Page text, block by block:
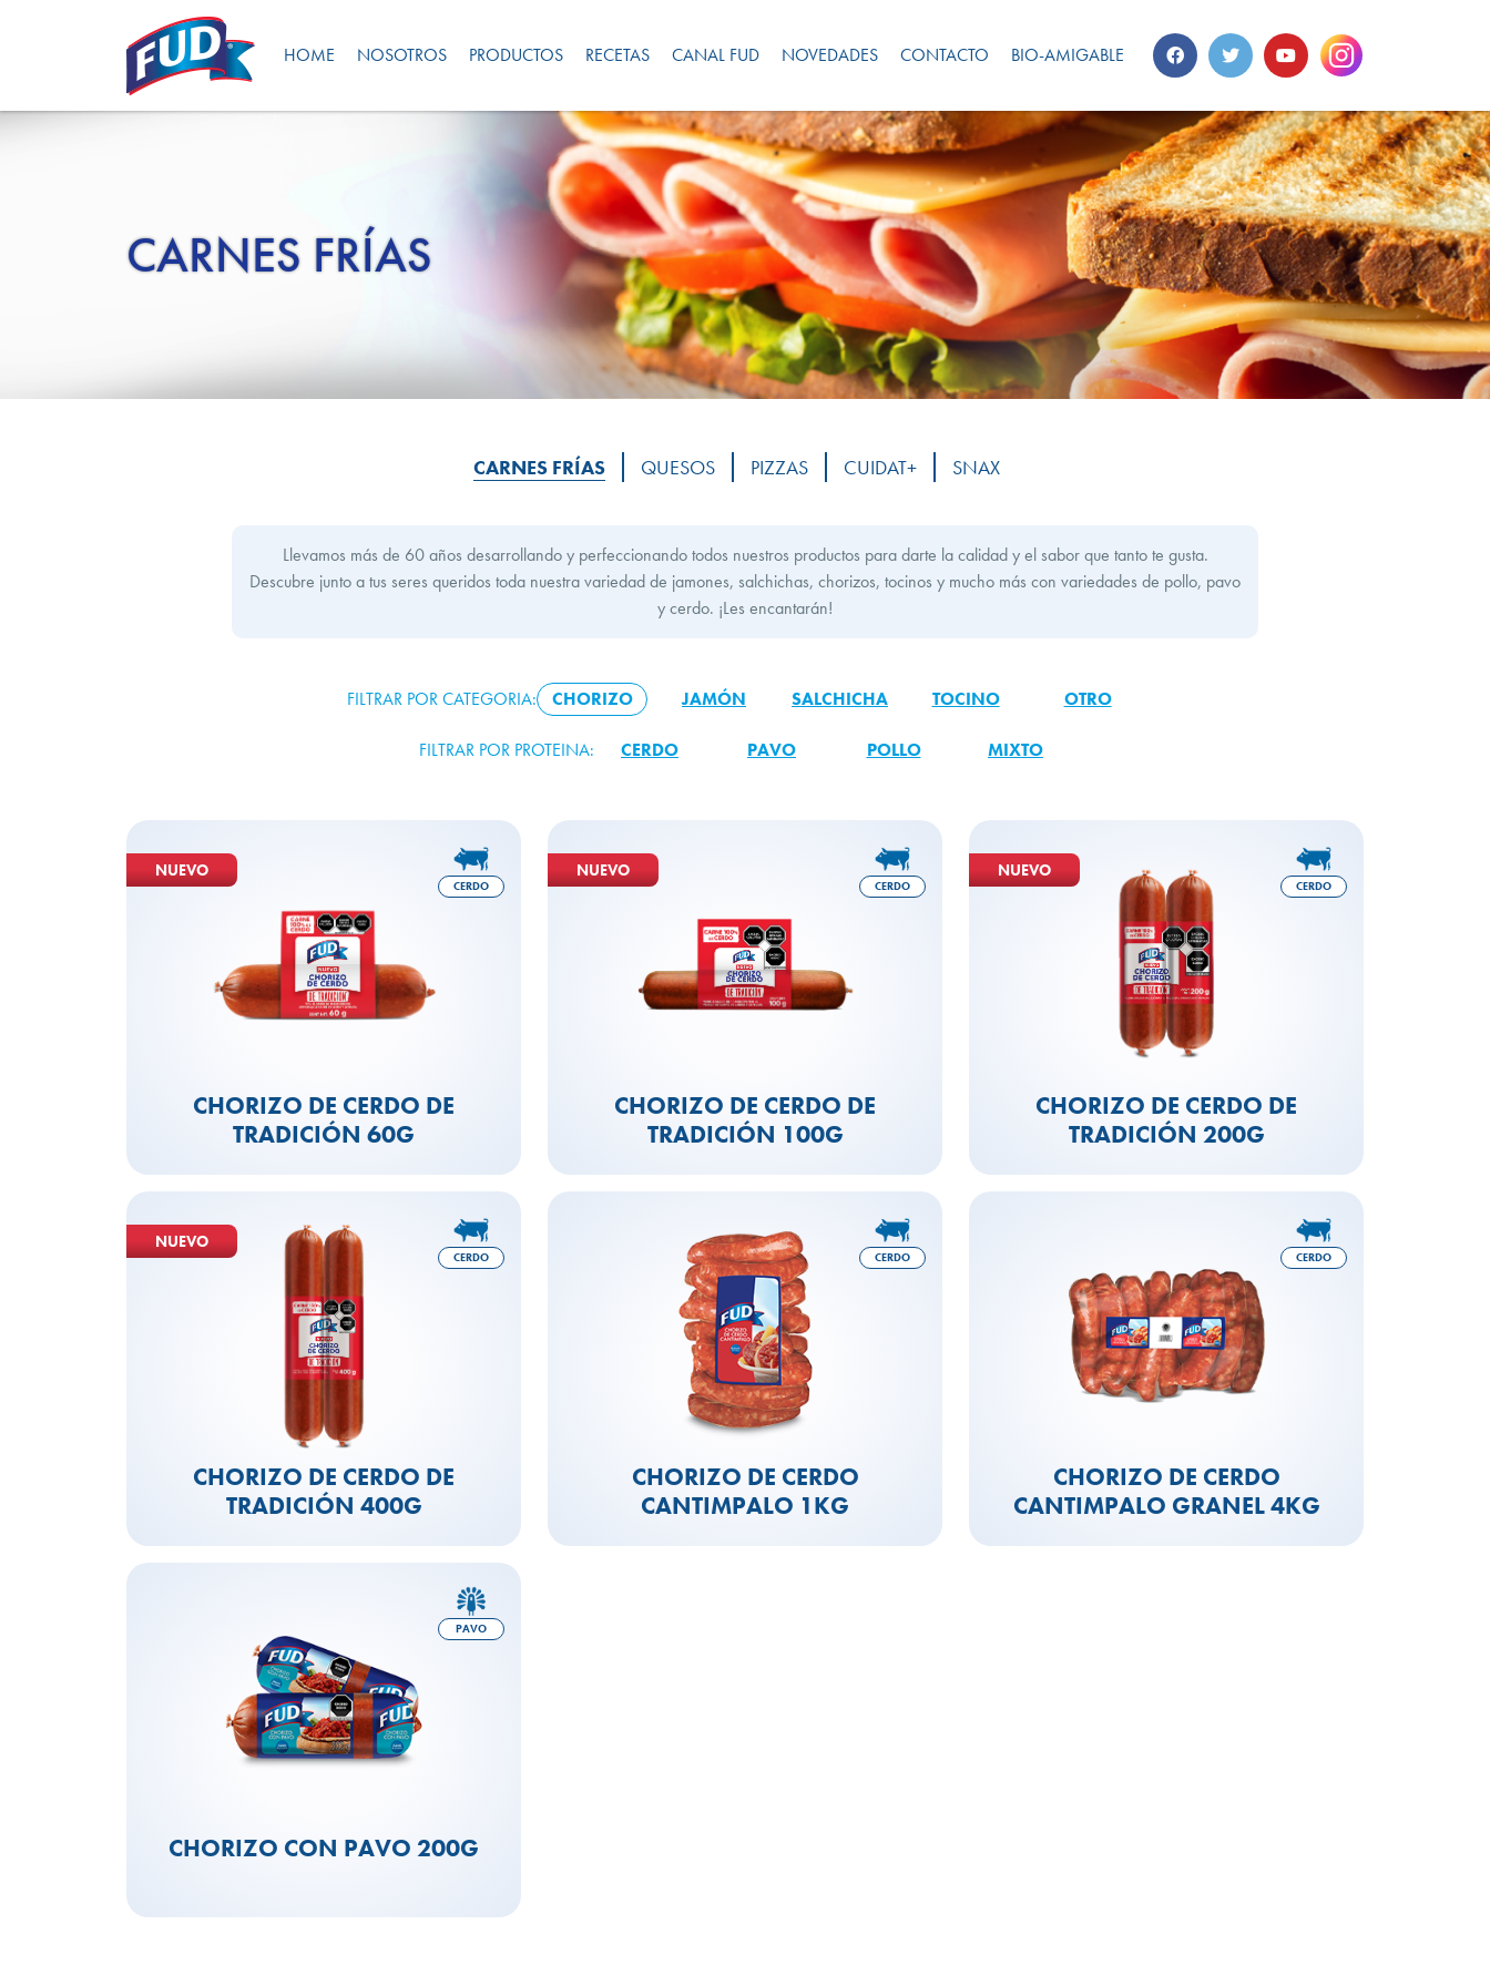
HOME NOSOTROS PRODUCTOS RECETAS CANAL FUD NOVEDADES CONTACTO BIO-AMIGABLE
CARNES FRÍAS
CARNES FRÍAS QUESOS PIZZAS CUIDAT+ SNAX
Llevamos más de 60 años desarrollando y perfeccionando todos nuestros productos para darte la calidad y el sabor que tanto te gusta.
Descubre junto a tus seres queridos toda nuestra variedad de jamones, salchichas, chorizos, tocinos y mucho más con variedades de pollo, pavo
y cerdo. ¡Les encantarán!
FILTRAR POR CATEGORIA: CHORIZO JAMÓN SALCHICHA TOCINO OTRO
FILTRAR POR PROTEINA: CERDO PAVO POLLO MIXTO
CERDO
NUEVO
CHORIZO DE CERDO DE
TRADICIÓN 60G
CERDO
NUEVO
CHORIZO DE CERDO DE
TRADICIÓN 100G
CERDO
NUEVO
CHORIZO DE CERDO DE
TRADICIÓN 200G
CERDO
NUEVO
CHORIZO DE CERDO DE
TRADICIÓN 400G
CERDO
CHORIZO DE CERDO
CANTIMPALO 1KG
CERDO
CHORIZO DE CERDO
CANTIMPALO GRANEL 4KG
PAVO
CHORIZO CON PAVO 200G